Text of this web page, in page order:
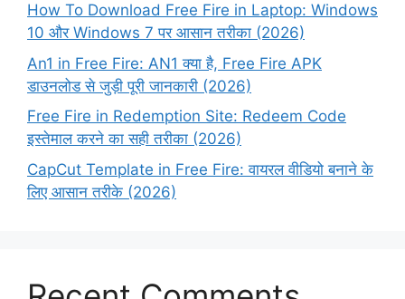
How To Download Free Fire in Laptop: Windows
10 और Windows 7 पर आसान तरीका (2026)
An1 in Free Fire: AN1 क्या है, Free Fire APK
डाउनलोड से जुड़ी पूरी जानकारी (2026)
Free Fire in Redemption Site: Redeem Code
इस्तेमाल करने का सही तरीका (2026)
CapCut Template in Free Fire: वायरल वीडियो बनाने के
लिए आसान तरीके (2026)